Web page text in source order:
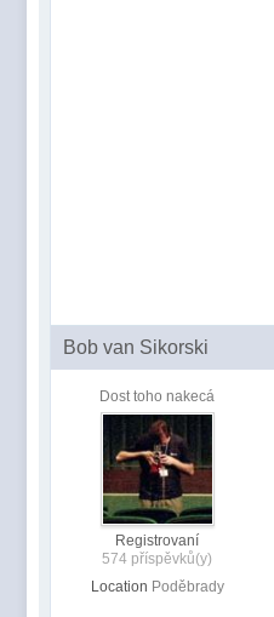
Bob van Sikorski
Dost toho nakecá
Registrovaní
574 příspěvků(y)
Location Poděbrady